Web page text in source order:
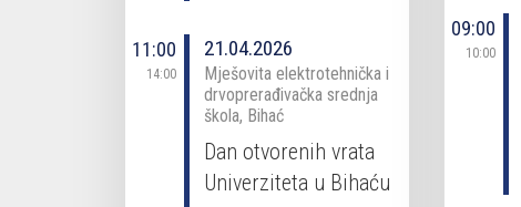
11:00
14:00
21.04.2026
Mješovita elektrotehnička i
drvoprerađivačka srednja
škola, Bihać
Dan otvorenih vrata
Univerziteta u Bihaću
09:00
10:00